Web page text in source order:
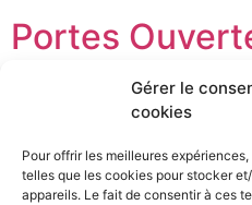
Gérer le
cookies
Pour offrir les meilleures
telles que les cookies pour stocker
appareils. Le fait de consentir à ces
Portes